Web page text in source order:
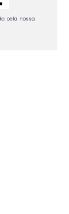
pela nossa